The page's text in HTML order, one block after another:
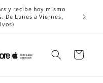
hrs y recibe hoy mismo
De Lunes a Viernes,
Carrito